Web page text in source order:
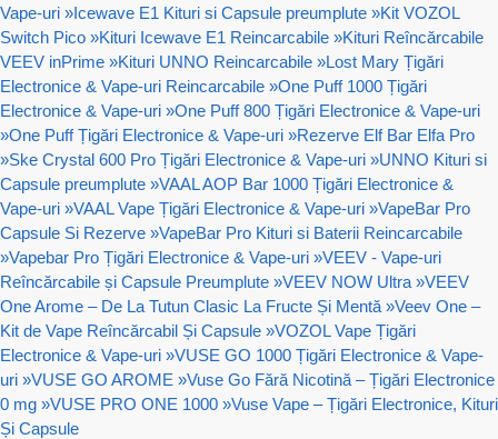
Vape-uri »Icewave E1 Kituri si Capsule preumplute »Kit VOZOL
Switch Pico »Kituri Icewave E1 Reincarcabile »Kituri Reîncărcabile
VEEV inPrime »Kituri UNNO Reincarcabile »Lost Mary Țigări
Electronice & Vape-uri Reincarcabile »One Puff 1000 Țigări
Electronice & Vape-uri »One Puff 800 Țigări Electronice & Vape-uri
»One Puff Țigări Electronice & Vape-uri »Rezerve Elf Bar Elfa Pro
»Ske Crystal 600 Pro Țigări Electronice & Vape-uri »UNNO Kituri si
Capsule preumplute »VAAL AOP Bar 1000 Țigări Electronice &
Vape-uri »VAAL Vape Țigări Electronice & Vape-uri »VapeBar Pro
Capsule Si Rezerve »VapeBar Pro Kituri si Baterii Reincarcabile
»Vapebar Pro Țigări Electronice & Vape-uri »VEEV - Vape-uri
Reîncărcabile și Capsule Preumplute »VEEV NOW Ultra »VEEV
One Arome – De La Tutun Clasic La Fructe Și Mentă »Veev One –
Kit de Vape Reîncărcabil Și Capsule »VOZOL Vape Țigări
Electronice & Vape-uri »VUSE GO 1000 Țigări Electronice & Vape-
uri »VUSE GO AROME »Vuse Go Fără Nicotină – Țigări Electronice
0 mg »VUSE PRO ONE 1000 »Vuse Vape – Țigări Electronice, Kituri
Și Capsule